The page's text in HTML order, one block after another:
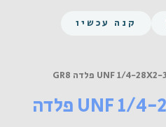
קנה עכשיו
משושה UNF 1/4-28X2-3/4 פלדה